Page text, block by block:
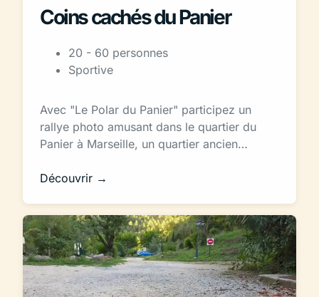
Coins cachés du Panier
20 - 60 personnes
Sportive
Avec "Le Polar du Panier" participez un
rallye photo amusant dans le quartier du
Panier à Marseille, un quartier ancien…
Découvrir →